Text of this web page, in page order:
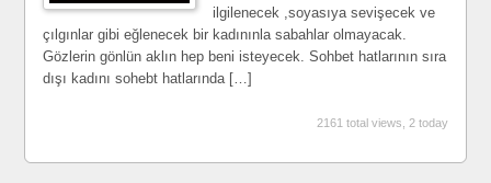
ilgilenecek ,soyasıya sevişecek ve
çılgınlar gibi eğlenecek bir kadınınla sabahlar olmayacak.
Gözlerin gönlün aklın hep beni isteyecek. Sohbet hatlarının sıra
dışı kadını sohebt hatlarında […]
2161 total views, 2 today